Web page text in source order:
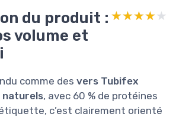
du produit :
volume et
★★★★★
★★★★★
comme des vers Tubifex
naturels, avec 60 % de protéines
c’est clairement orienté